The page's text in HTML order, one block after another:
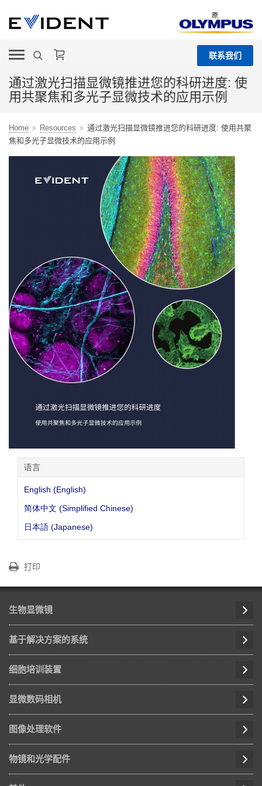
原
联系我们
通过激光扫描显微镜推进您的科研进度: 使
用共聚焦和多光子显微技术的应用示例
Home Resources
通过激光扫描显微镜推进您的科研进度: 使用共聚
焦和多光子显微技术的应用示例
语言
English (English)
简体中文 (Simplified Chinese)
日本語 (Japanese)
打印
生物显微镜
基于解决方案的系统
细胞培训装置
显微数码相机
图像处理软件
物镜和光学配件